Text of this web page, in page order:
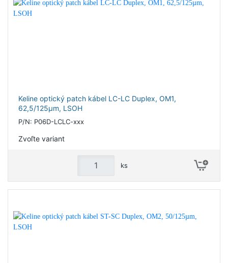
Keline optický patch kábel LC-LC Duplex, OM1,
62,5/125µm, LSOH
P/N: P06D-LCLC-xxx
Zvoľte variant
ks